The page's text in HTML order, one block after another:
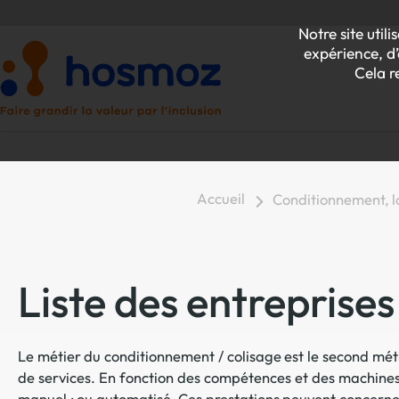
Notre site
expérience,
Cela
Accueil Conditionnement,
Liste des
Le métier du conditionnement / colisage est le second
de services. En fonction des compétences et des